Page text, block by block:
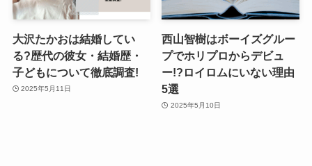
大沢たかおは結婚してい
る?歴代の彼女・結婚歴・
子どもについて徹底調査!
2025年5月11日
西山智樹はボーイズグルー
プでホリプロからデビュ
ー!?ロイロムにいない理由
5選
2025年5月10日